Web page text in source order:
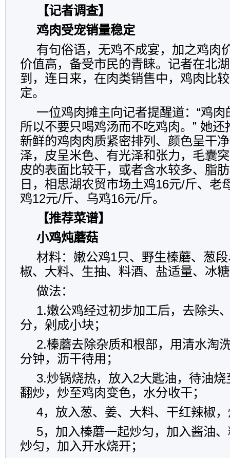
【记者调查】
鸡肉受宠销量稳定
有句俗语，无鸡不成宴，加之鸡肉
价值高，备受市民的青睐。记者在北
到，连日来，在肉类销售中，鸡肉比
定。
一位鸡肉摊主向记者提醒道：“鸡
所以不要只喝鸡汤而不吃鸡肉。” 她
新鲜的鸡肉肉质紧密排列、颜色呈干
泽，皮呈米色、有光泽和张力，毛囊
皮的表面比较干，或者含水较多、脂
日，相思湖农贸市场土鸡16元/斤、老
鸡12元/斤、乌鸡16元/斤。
【推荐菜谱】
小鸡炖蘑菇
材料：嫩公鸡1只、野生榛蘑、葱
椒、大料、生抽、料酒、盐适量、冰
做法：
1.嫩公鸡经过初步加工后，去除头
分，剁成小块；
2.榛蘑去除杂质和根部，用清水淘
分钟，沥干待用；
3.炒锅烧热，放入2大匙油，待油
翻炒，炒至鸡肉变色，水分收干；
4，放入葱、姜、大料、干红辣椒
5，加入榛蘑一起炒匀，加入酱油
炒匀，加入开水烧开；